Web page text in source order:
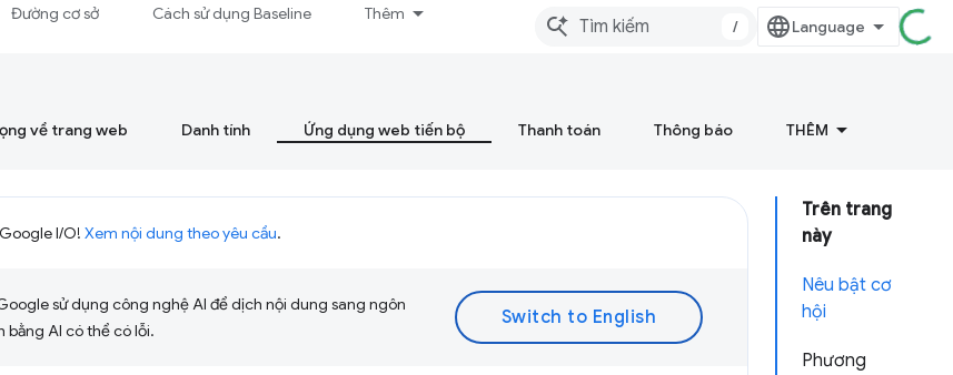
Đường cơ sở Cách sử dụng Baseline Thêm
/
về trang web Danh tính Ứng dụng web tiến bộ Thanh toán Thông báo THÊM
Trên trang
này
Nêu bật cơ
hội
Phương
I/O! Xem nội dung theo yêu cầu.
sử dụng công nghệ AI để dịch nội dung sang ngôn
bằng AI có thể có lỗi.